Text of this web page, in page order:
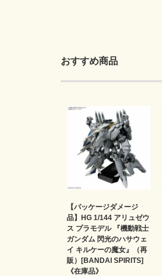
おすすめ商品
【パッケージダメージ
品】HG 1/144 アリュゼウ
ス プラモデル 『機動戦士
ガンダム 閃光のハサウェ
イ キルケーの魔女』（再
販）[BANDAI SPIRITS]
《在庫品》